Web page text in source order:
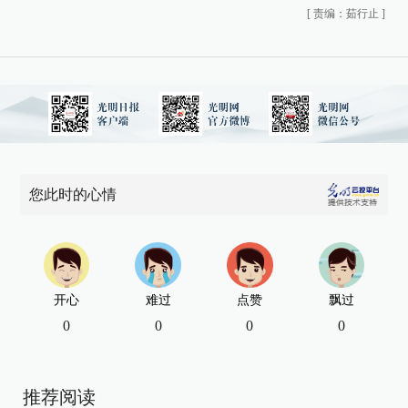
[ 责编：茹行止 ]
您此时的心情
开心
0
难过
0
点赞
0
飘过
0
推荐阅读